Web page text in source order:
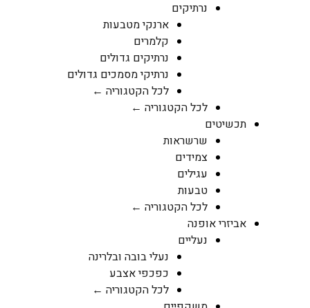
נרתיקים
ארנקי מטבעות
קלמרים
נרתיקים גדולים
נרתיקי מסמכים גדולים
לכל הקטגוריה ←
לכל הקטגוריה ←
תכשיטים
שרשראות
צמידים
עגילים
טבעות
לכל הקטגוריה ←
אביזרי אופנה
נעליים
נעלי בובה ובלרינה
כפכפי אצבע
לכל הקטגוריה ←